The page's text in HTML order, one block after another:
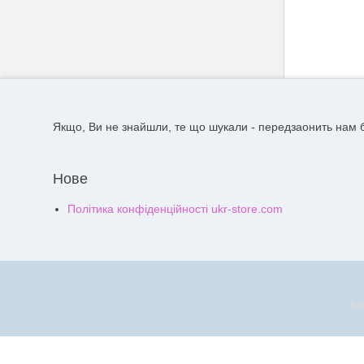
Якщо, Ви не знайшли, те що шукали - передзаонить нам
Нове
Політика конфіденційності ukr-store.com